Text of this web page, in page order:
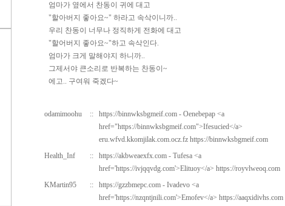
엄마가 옆에서 찬동이 귀에 대고
"할아버지 좋아요~" 하라고 속삭이니까..
우리 찬동이 너무나 정직하게 전화에 대고
"할어버지 좋아요~"하고 속삭인다.
엄마가 크게 말해야지 하니까..
그제서야 큰소리로 반복하는 찬동이~
에고.. 구여워 죽겠다~
odamimoohu ::
https://binnwksbgmeif.com - Oenebepap <a
href="https://binnwksbgmeif.com">Ifesucied</a>
eru.wfvd.kkomjilak.com.ocz.fz https://binnwksbgmeif.com
Health_Inf
::
https://akbweaexfx.com - Tufesa <a
href='https://ivjqqvdg.com'>Elituoy</a> https://royvlweoq.com
KMartin95
::
https://gzzbmepc.com - Ivadevo <a
href='https://nzqntjnili.com'>Emofev</a> https://aaqxidivhs.com